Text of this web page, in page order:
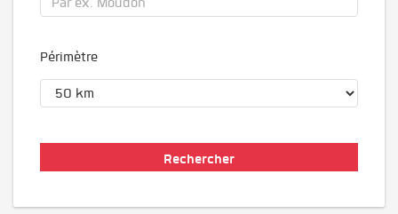
Périmètre